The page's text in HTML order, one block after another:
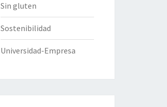
Sin gluten
Sostenibilidad
Universidad-Empresa